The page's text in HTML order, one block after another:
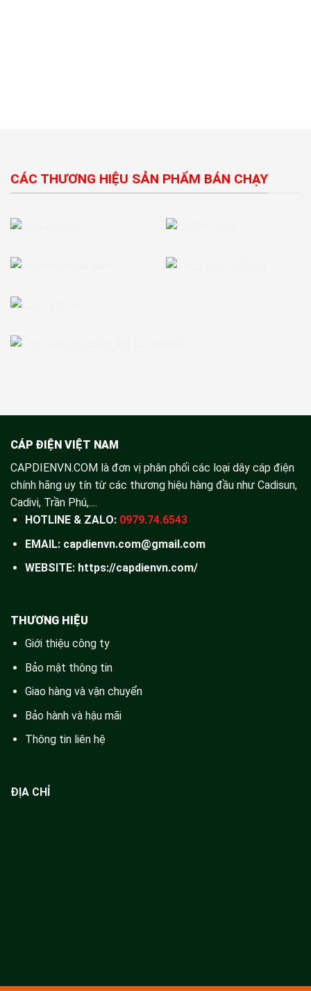
CÁC THƯƠNG HIỆU SẢN PHẨM BÁN CHẠY
CÁP ĐIỆN VIỆT NAM
CAPDIENVN.COM là đơn vị phân phối các loại dây cáp điện
chính hãng uy tín từ các thương hiệu hàng đầu như Cadisun,
Cadivi, Trần Phú,....
HOTLINE & ZALO: 0979.74.6543
EMAIL: capdienvn.com@gmail.com
WEBSITE: https://capdienvn.com/
THƯƠNG HIỆU
Giới thiệu công ty
Bảo mật thông tin
Giao hàng và vận chuyển
Bảo hành và hậu mãi
Thông tin liên hệ
ĐỊA CHỈ